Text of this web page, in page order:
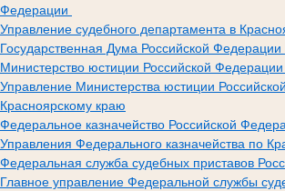
Федерации
Управление судебного департамента в
Государственная Дума Российской Федерации
Министерство юстиции Российской Федерации
Управление Министерства юстиции
Красноярскому краю
Федеральное казначейство Российской
Управления Федерального казначейства по
Федеральная служба судебных приставов
Главное управление Федеральной службы